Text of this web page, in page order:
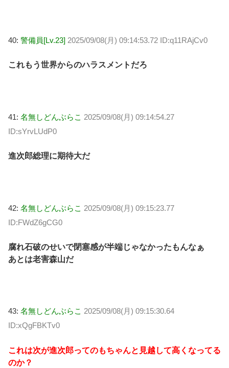
40: 警備員[Lv.23] 2025/09/08(月) 09:14:53.72 ID:q11RAjCv0
これもう世界からのハラスメントだろ
41: 名無しどんぶらこ 2025/09/08(月) 09:14:54.27
ID:sYrvLUdP0
進次郎総理に期待大だ
42: 名無しどんぶらこ 2025/09/08(月) 09:15:23.77
ID:FWdZ6gCG0
腐れ石破のせいで閉塞感が半端じゃなかったもんなぁ
あとは老害森山だ
43: 名無しどんぶらこ 2025/09/08(月) 09:15:30.64
ID:xQgFBKTv0
これは次が進次郎ってのもちゃんと見越して高くなってる
のか？